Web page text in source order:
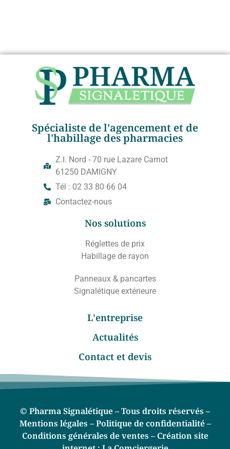
Spécialiste de l'agencement et de
l'habillage des pharmacies
Z.I. Nord - 70 rue Lazare Carnot
61250 DAMIGNY
Tél : 02 33 80 66 04
Contactez-nous
Nos solutions
Réglettes de prix
Habillage de rayon
Panneaux & pancartes
Signalétique extérieure
L'entreprise
Actualités
Contact et devis
© Pharma Signalétique – Tous droits réservés –
Mentions légales – Politique de confidentialité –
Conditions générales de ventes –Création site